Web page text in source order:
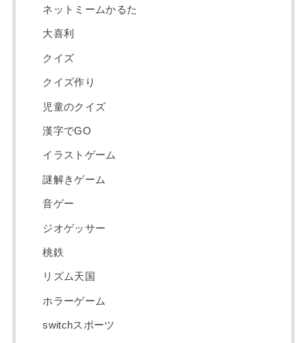
ネットミームかるた
大喜利
クイズ
クイズ作り
児童のクイズ
漢字でGO
イラストゲーム
謎解きゲーム
音ゲー
ジオゲッサー
桃鉄
リズム天国
ホラーゲーム
switchスポーツ